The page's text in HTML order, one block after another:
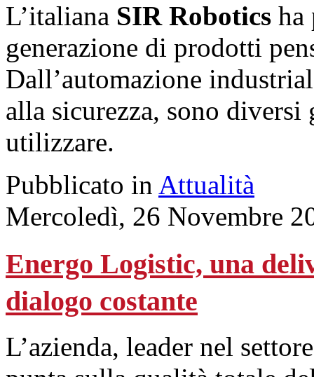
L’italiana SIR Robotics ha
generazione di prodotti
Dall’automazione
alla sicurezza, sono
utilizzare.
Pubblicato in Attualità
Mercoledì, 26 Novembre
Energo Logistic, una
dialogo costante
L’azienda, leader nel